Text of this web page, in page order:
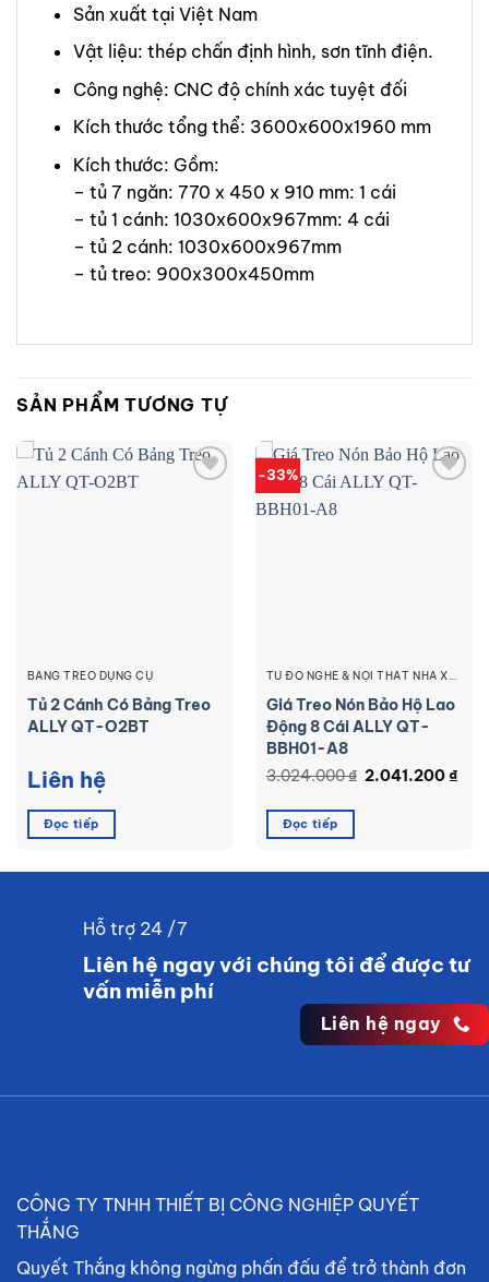
Sản xuất tại Việt Nam
Vật liệu: thép chấn định hình, sơn tĩnh điện.
Công nghệ: CNC độ chính xác tuyệt đối
Kích thước tổng thể: 3600x600x1960 mm
Kích thước: Gồm:
– tủ 7 ngăn: 770 x 450 x 910 mm: 1 cái
– tủ 1 cánh: 1030x600x967mm: 4 cái
– tủ 2 cánh: 1030x600x967mm
– tủ treo: 900x300x450mm
SẢN PHẨM TƯƠNG TỰ
BẢNG TREO DỤNG CỤ
Tủ 2 Cánh Có Bảng Treo
ALLY QT-O2BT
Liên hệ
Đọc tiếp
-33%
TỦ ĐỒ NGHỀ & NỘI THẤT NHÀ XƯỞNG ALLY
Giá Treo Nón Bảo Hộ Lao
Động 8 Cái ALLY QT-
BBH01-A8
3.024.000₫ Giá
2.041.200₫Giá
Đọc tiếp
Hỗ trợ 24 /7
Liên hệ ngay với chúng tôi để được tư
vấn miễn phí
Liên hệ ngay
CÔNG TY TNHH THIẾT BỊ CÔNG NGHIỆP QUYẾT
THẮNG
Quyết Thắng không ngừng phấn đấu để trở thành đơn